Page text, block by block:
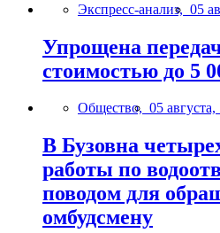
Экспресс-анализ, 05
Упрощена
стоимостью до 5
Общество, 05
В Бузовна
работы по
поводом для
омбудсмену